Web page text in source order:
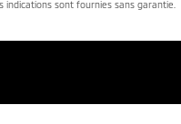
sont fournies sans garantie.